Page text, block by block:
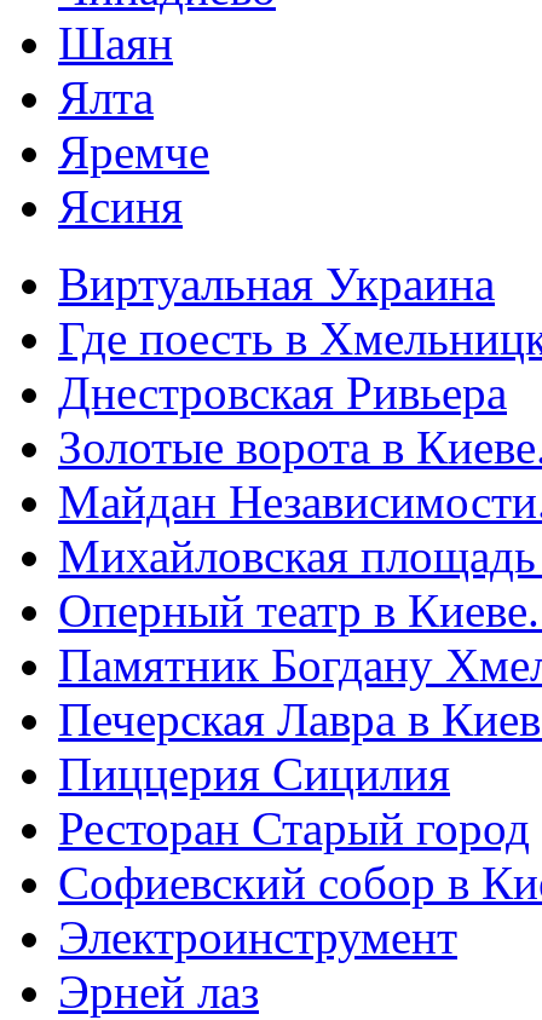
Шаян
Ялта
Яремче
Ясиня
Виртуальная Украина
Где поесть в
Днестровская Ривьера
Золотые ворота в
Майдан
Михайловская
Оперный театр в
Памятник Богдану
Печерская Лавра в
Пиццерия Сицилия
Ресторан Старый город
Софиевский собор в
Электроинструмент
Эрней лаз